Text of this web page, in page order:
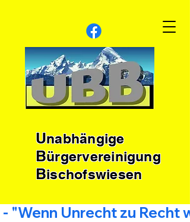
Unabhängige
Bürgervereinigung
Bischofswiesen
- "Wenn Unrecht zu Recht